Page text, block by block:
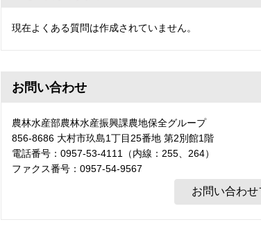
現在よくある質問は作成されていません。
お問い合わせ
農林水産部農林水産振興課農地保全グループ
856-8686 大村市玖島1丁目25番地 第2別館1階
電話番号：0957-53-4111（内線：255、264）
ファクス番号：0957-54-9567